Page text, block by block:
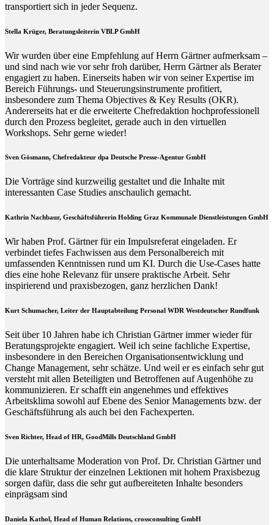
transportiert sich in jeder Sequenz.
Stella Krüger, Beratungsleiterin VBLP GmbH
Wir wurden über eine Empfehlung auf Herrn Gärtner aufmerksam –
und sind nach wie vor sehr froh darüber, Herrn Gärtner als Berater
engagiert zu haben. Einerseits haben wir von seiner Expertise im
Bereich Führungs- und Steuerungsinstrumente profitiert,
insbesondere zum Thema Objectives & Key Results (OKR).
Andererseits hat er die erweiterte Chefredaktion hochprofessionell
durch den Prozess begleitet, gerade auch in den virtuellen
Workshops. Sehr gerne wieder!
Sven Gösmann, Chefredakteur dpa Deutsche Presse-Agentur GmbH
Die Vorträge sind kurzweilig gestaltet und die Inhalte mit
interessanten Case Studies anschaulich gemacht.
Kathrin Nachbaur, Geschäftsführerin Holding Graz Kommunale Dienstleistungen GmbH
Wir haben Prof. Gärtner für ein Impulsreferat eingeladen. Er
verbindet tiefes Fachwissen aus dem Personalbereich mit
umfassenden Kenntnissen rund um KI. Durch die Use-Cases hatte
dies eine hohe Relevanz für unsere praktische Arbeit. Sehr
inspirierend und praxisbezogen, ganz herzlichen Dank!
Kurt Schumacher, Leiter der Hauptabteilung Personal WDR Westdeutscher Rundfunk
Seit über 10 Jahren habe ich Christian Gärtner immer wieder für
Beratungsprojekte engagiert. Weil ich seine fachliche Expertise,
insbesondere in den Bereichen Organisationsentwicklung und
Change Management, sehr schätze. Und weil er es einfach sehr gut
versteht mit allen Beteiligten und Betroffenen auf Augenhöhe zu
kommunizieren. Er schafft ein angenehmes und effektives
Arbeitsklima sowohl auf Ebene des Senior Managements bzw. der
Geschäftsführung als auch bei den Fachexperten.
Sven Richter, Head of HR, GoodMills Deutschland GmbH
Die unterhaltsame Moderation von Prof. Dr. Christian Gärtner und
die klare Struktur der einzelnen Lektionen mit hohem Praxisbezug
sorgen dafür, dass die sehr gut aufbereiteten Inhalte besonders
einprägsam sind
Daniela Kathol, Head of Human Relations, crossconsulting GmbH